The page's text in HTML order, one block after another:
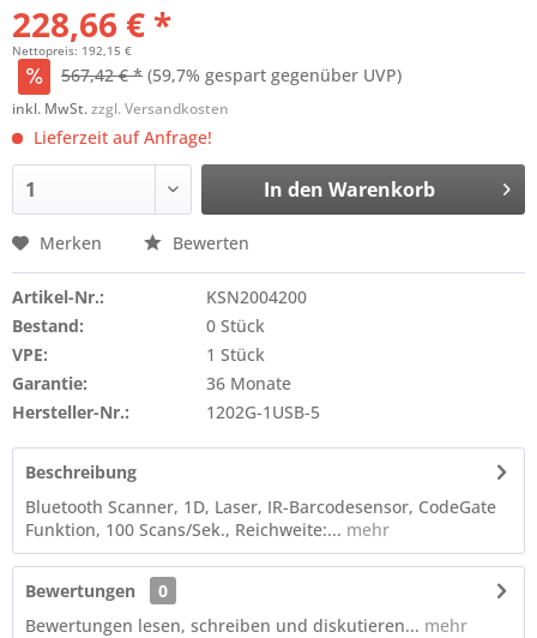
228,66 € *
Nettopreis: 192,15 €
567,42 € * (59,7% gespart gegenüber UVP)
inkl. MwSt.zzgl. Versandkosten
Lieferzeit auf Anfrage!
In den Warenkorb
Merken Bewerten
Artikel-Nr.:
KSN2004200
Bestand:
0 Stück
VPE:
1 Stück
Garantie:
36 Monate
Hersteller-Nr.:
1202G-1USB-5
Beschreibung
Bluetooth Scanner, 1D, Laser, IR-Barcodesensor, CodeGate
Funktion, 100 Scans/Sek., Reichweite:... mehr
Bewertungen
0
Bewertungen lesen, schreiben und diskutieren... mehr